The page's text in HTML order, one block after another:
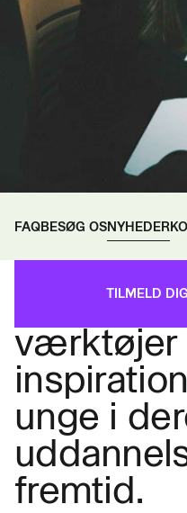
FAQBESØG OSNYHEDER
TILMELD
Her
værktøjer
unge i
fremtid.